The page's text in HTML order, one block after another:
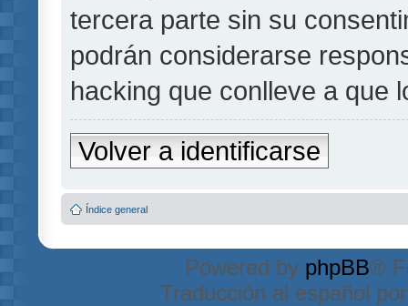
tercera parte sin su
podrán considerarse
hacking que conlleve a que
Volver a identificarse
Índice general
Powered by phpBB®
Traducción al español